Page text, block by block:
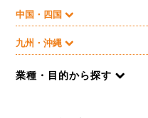
中国・四国
九州・沖縄
業種・目的から探す